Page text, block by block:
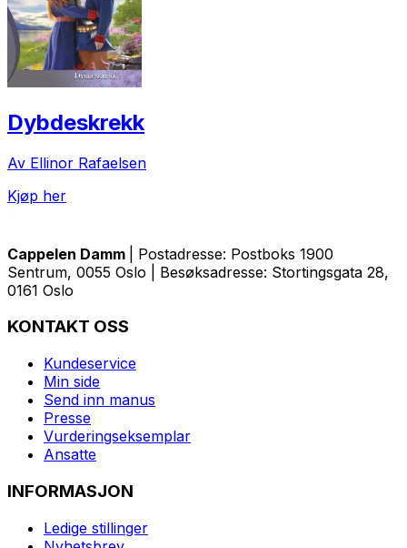
Dybdeskrekk
Av Ellinor Rafaelsen
Kjøp her
Cappelen Damm
| Postadresse: Postboks 1900
Sentrum, 0055 Oslo | Besøksadresse: Stortingsgata 28,
0161 Oslo
KONTAKT OSS
Kundeservice
Min side
Send inn manus
Presse
Vurderingseksemplar
Ansatte
INFORMASJON
Ledige stillinger